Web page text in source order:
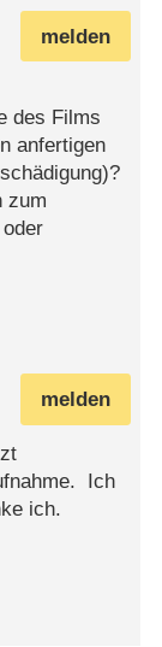
melden
des Films
anfertigen
zum
melden
Ich
ich.